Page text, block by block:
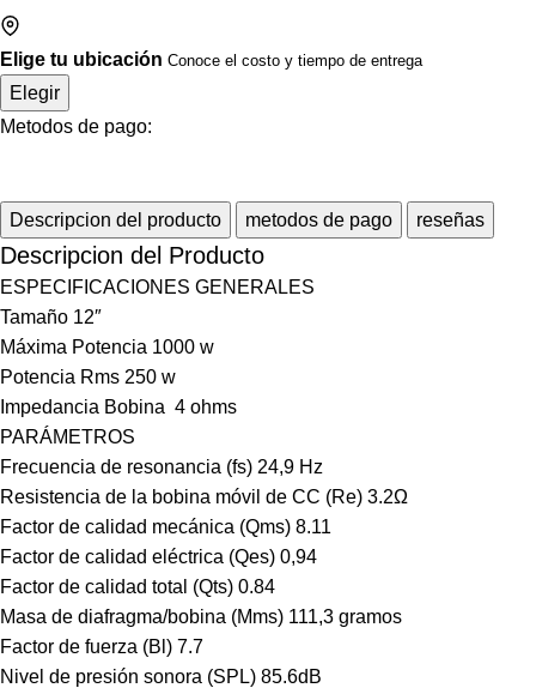
Elige tu ubicación Conoce el costo y tiempo de entrega
Elegir
Metodos de pago:
Descripcion del producto metodos de pago reseñas
Descripcion del Producto
ESPECIFICACIONES GENERALES
Tamaño 12″
Máxima Potencia 1000 w
Potencia Rms 250 w
Impedancia Bobina 4 ohms
PARÁMETROS
Frecuencia de resonancia (fs) 24,9 Hz
Resistencia de la bobina móvil de CC (Re) 3.2Ω
Factor de calidad mecánica (Qms) 8.11
Factor de calidad eléctrica (Qes) 0,94
Factor de calidad total (Qts) 0.84
Masa de diafragma/bobina (Mms) 111,3 gramos
Factor de fuerza (Bl) 7.7
Nivel de presión sonora (SPL) 85.6dB